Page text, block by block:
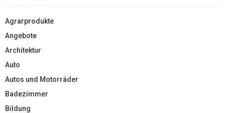
Agrarprodukte
Angebote
Architektur
Auto
Autos und Motorräder
Badezimmer
Bildung